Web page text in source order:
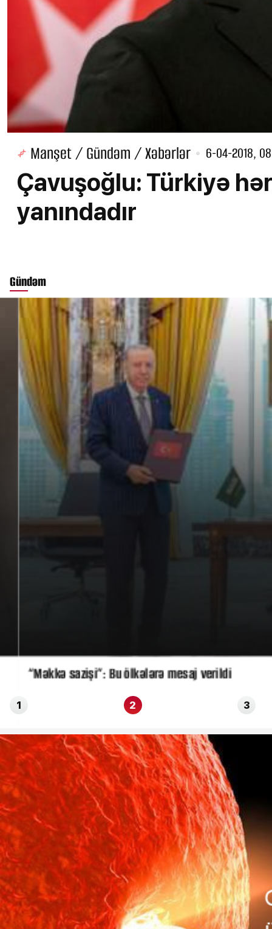
Manşet / Gündəm / Xəbərlər 6-04-2018,
Çavuşoğlu: Türkiyə
yanındadır
Gündəm
“Məkkə sazişi”: Bu ölkələrə mesaj verildi
1 2 3